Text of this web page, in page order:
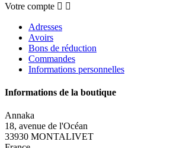
Votre compte  
Adresses
Avoirs
Bons de réduction
Commandes
Informations personnelles
Informations de la boutique
Annaka
18, avenue de l'Océan
33930 MONTALIVET